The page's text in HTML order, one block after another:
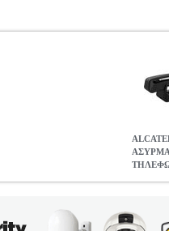
•ALCATEL στην
συνδυάζει υψηλή